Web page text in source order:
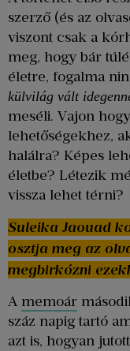
szerző (és az
viszont csak a
meg, hogy bár
életre, fogalma
külvilág vált
meséli. Vajon
lehetőségekhez,
halálra? Képes
életbe? Létezik
vissza lehet térni?
Suleika Jaouad
osztja meg az
megbirkózni
A memoár
száz napig tartó
azt is, hogyan